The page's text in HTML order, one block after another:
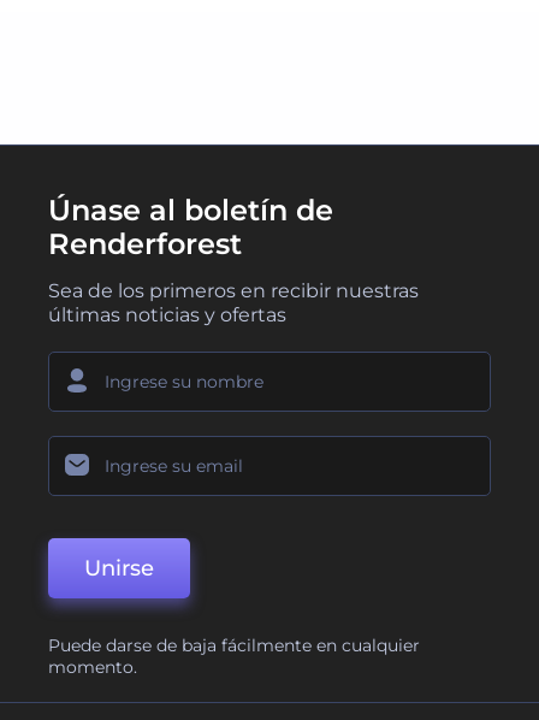
Únase al boletín de
Renderforest
Sea de los primeros en recibir nuestras
últimas noticias y ofertas
Unirse
Puede darse de baja fácilmente en cualquier
momento.